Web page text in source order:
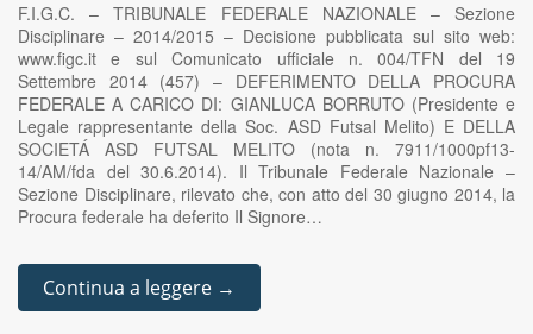
F.I.G.C. – TRIBUNALE FEDERALE NAZIONALE – Sezione
Disciplinare – 2014/2015 – Decisione pubblicata sul sito web:
www.figc.it e sul Comunicato ufficiale n. 004/TFN del 19
Settembre 2014 (457) – DEFERIMENTO DELLA PROCURA
FEDERALE A CARICO DI: GIANLUCA BORRUTO (Presidente e
Legale rappresentante della Soc. ASD Futsal Melito) E DELLA
SOCIETÁ ASD FUTSAL MELITO (nota n. 7911/1000pf13-
14/AM/fda del 30.6.2014). Il Tribunale Federale Nazionale –
Sezione Disciplinare, rilevato che, con atto del 30 giugno 2014, la
Procura federale ha deferito Il Signore…
Continua a leggere →